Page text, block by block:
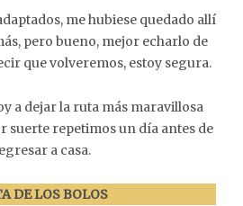
me hubiese quedado allí
pero bueno, mejor echarlo de
que volveremos, estoy segura.
a dejar la ruta más maravillosa
suerte repetimos un día antes de
a casa.
DE LOS BOLOS